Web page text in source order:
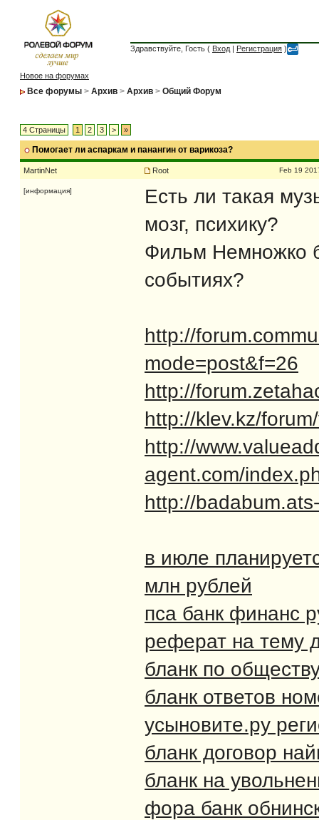
Здравствуйте, Гость ( Вход | Регистрация )
Новое на форумах
Все форумы > Архив > Архив > Общий Форум
4 Страницы 1 2 3 > »
Помогает ли аспаркам и панангин от варикоза?
MartinNet Root Feb 19
[информация]
Есть ли такая
мозг, психику?
Фильм Немножко
событиях?
http://
mode=post&f=26
http://
http://klev.kz/
http://
agent.com/
http://
в июле
млн рублей
пса банк финанс
реферат на тему
бланк по
бланк ответов
усыновите.ру
бланк договор
бланк на
фора банк